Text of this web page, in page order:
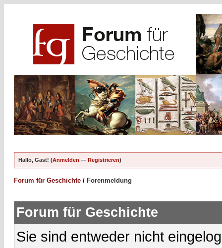
Hallo, Gast! (Anmelden — Registrieren)
Forum für Geschichte / Forenmeldung
Forum für Geschichte
Sie sind entweder nicht